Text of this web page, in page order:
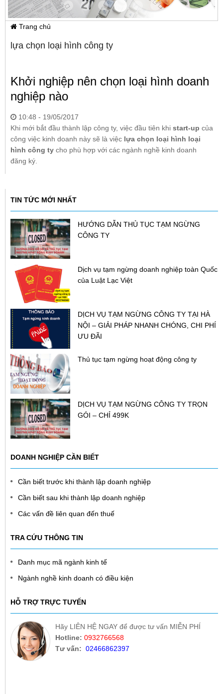
Item 0Item 1Item 2Item 3Item 4Item 5
Trang chủ
lựa chọn loại hình công ty
Khởi nghiệp nên chọn loại hình doanh
nghiệp nào
10:48 - 19/05/2017
Khi mới bắt đầu thành lập công ty, việc đầu tiên khi start-up của
công việc kinh doanh này sẽ là việc lựa chọn loại hình loại
hình công ty cho phù hợp với các ngành nghề kinh doanh
đăng ký.
TIN TỨC MỚI NHẤT
HƯỚNG DẪN THỦ TỤC TẠM NGỪNG
CÔNG TY
Dịch vụ tạm ngừng doanh nghiệp toàn Quốc
của Luật Lạc Việt
DỊCH VỤ TẠM NGỪNG CÔNG TY TẠI HÀ
NỘI – GIẢI PHÁP NHANH CHÓNG, CHI PHÍ
ƯU ĐÃI
Thủ tục tạm ngừng hoạt động công ty
DỊCH VỤ TẠM NGỪNG CÔNG TY TRỌN
GÓI – CHỈ 499K
DOANH NGHIỆP CẦN BIẾT
Cần biết trước khi thành lập doanh nghiệp
Cần biết sau khi thành lập doanh nghiệp
Các vấn đề liên quan đến thuế
TRA CỨU THÔNG TIN
Danh mục mã ngành kinh tế
Ngành nghề kinh doanh có điều kiện
HỖ TRỢ TRỰC TUYẾN
Hãy LIÊN HỆ NGAY để được tư vấn MIỄN PHÍ
Hotline: 0932766568
Tư vấn: 02466862397